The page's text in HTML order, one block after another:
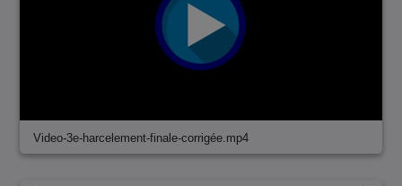
Video-3e-harcelement-finale-corrigée.mp4